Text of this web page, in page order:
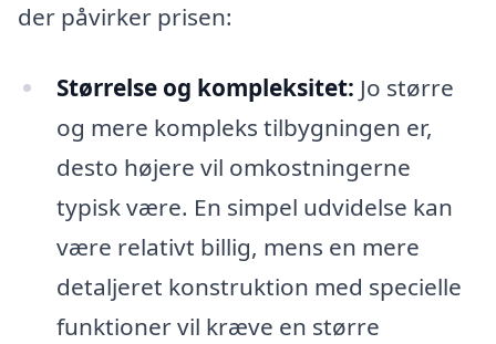
der påvirker prisen:
Størrelse og kompleksitet: Jo større
og mere kompleks tilbygningen er,
desto højere vil omkostningerne
typisk være. En simpel udvidelse kan
være relativt billig, mens en mere
detaljeret konstruktion med specielle
funktioner vil kræve en større